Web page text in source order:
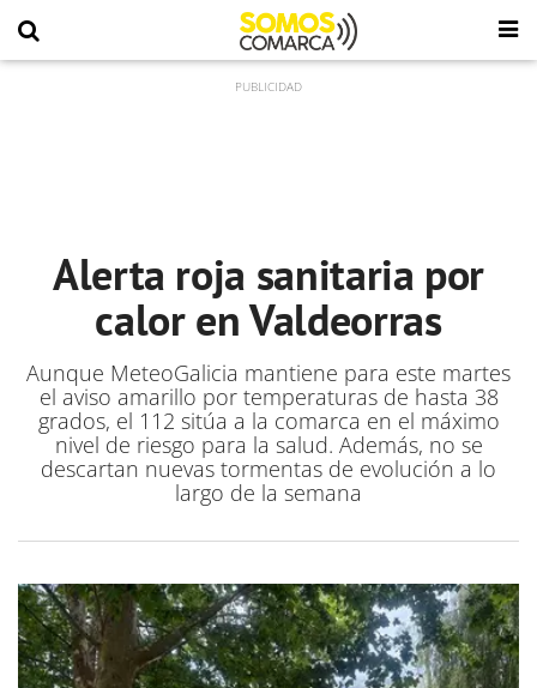
Alerta roja sanitaria por
calor en Valdeorras
Aunque MeteoGalicia mantiene para este martes
el aviso amarillo por temperaturas de hasta 38
grados, el 112 sitúa a la comarca en el máximo
nivel de riesgo para la salud. Además, no se
descartan nuevas tormentas de evolución a lo
largo de la semana